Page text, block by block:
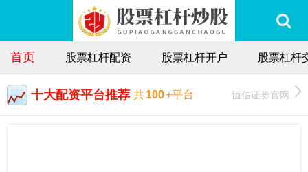
首页 股票杠杆配资 股票杠杆开户 股票杠杆
十大配资平台推荐 共100+平台 恒信证券官网